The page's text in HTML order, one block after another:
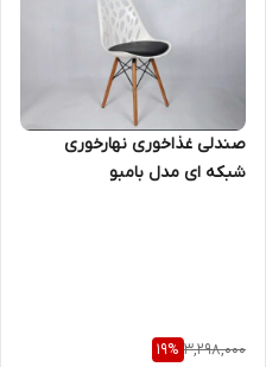
صندلی غذاخوری نهارخوری
شبکه ای مدل بامبو
3,298,000
19%